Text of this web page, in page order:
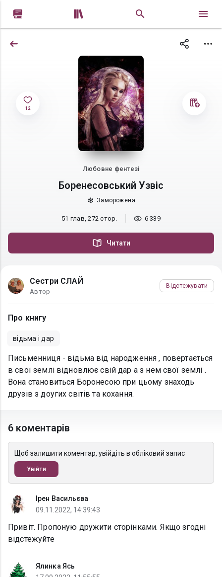
 
12
Любовне фентезі
Боренесовський Узвіс
Заморожена
51 глав, 272 стор. 6 339
Читати
Сестри СЛАЙ
Автор
Відстежувати
Про книгу
відьма і дар
Письменниця - відьма від народження , повертається
в свої землі відновлює свій дар а з нем свої землі .
Вона становиться Боронесою при цьому знаходь
друзів з доугих світів та кохання.
6 коментарів
Щоб залишити коментар, увійдіть в обліковий запис
Увійти
Ірен Васильєва
09.11.2022, 14:39:43
Привіт. Пропоную дружити сторінками. Якщо згодні
відстежуйте
Ялинка Ясь